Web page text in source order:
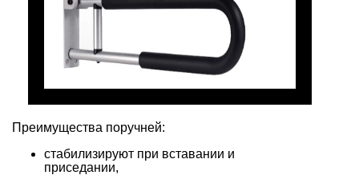
Преимущества поручней:
стабилизируют при вставании и
приседании,